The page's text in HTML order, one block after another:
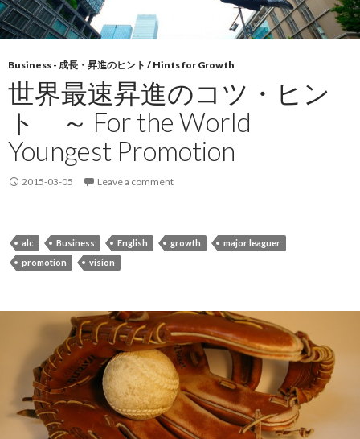
Business - 成長・昇進のヒント / Hints for Growth
世界最速昇進のコツ・ヒン
ト ～ For the World
Youngest Promotion
2015-03-05 Leave a comment
alc Business English growth
major leaguer
promotion
vision